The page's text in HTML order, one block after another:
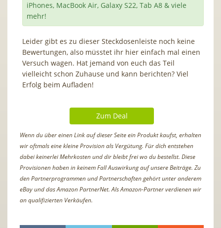
iPhones, MacBook Air, Galaxy S22, Tab A8 & viele
mehr!
Leider gibt es zu dieser Steckdosenleiste noch keine
Bewertungen, also müsstet ihr hier einfach mal einen
Versuch wagen. Hat jemand von euch das Teil
vielleicht schon Zuhause und kann berichten? Viel
Erfolg beim Aufladen!
Zum Deal
Wenn du über einen Link auf dieser Seite ein Produkt kaufst, erhalten
wir oftmals eine kleine Provision als Vergütung. Für dich entstehen
dabei keinerlei Mehrkosten und dir bleibt frei wo du bestellst. Diese
Provisionen haben in keinem Fall Auswirkung auf unsere Beiträge. Zu
den Partnerprogrammen und Partnerschaften gehört unter anderem
eBay und das Amazon PartnerNet. Als Amazon-Partner verdienen wir
an qualifizierten Verkäufen.